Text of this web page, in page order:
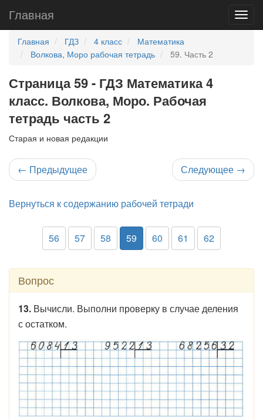
Главная
Главная ГДЗ 4 класс
Математика
Волкова, Моро рабочая тетрадь
59. Часть 2
Страница 59 - ГДЗ Математика 4
класс. Волкова, Моро. Рабочая
тетрадь часть 2
Старая и новая редакции
← Предыдущее Следующее →
Вернуться к содержанию рабочей тетради
56 57 58 59 60 61 62
Вопрос
13. Вычисли. Выполни проверку в случае деления
с остатком.